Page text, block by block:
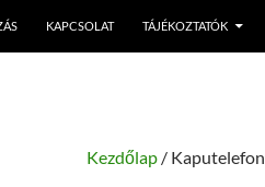
KAPCSOLAT TÁJÉKOZTATÓK
Kezdőlap / Kaputelefon